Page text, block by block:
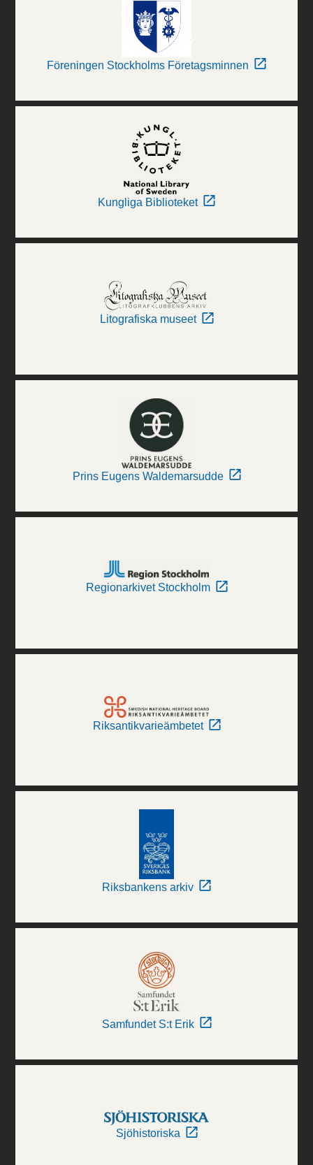
Föreningen Stockholms Företagsminnen
Kungliga Biblioteket
Litografiska museet
Prins Eugens Waldemarsudde
Regionarkivet Stockholm
Riksantikvarieämbetet
Riksbankens arkiv
Samfundet S:t Erik
Sjöhistoriska